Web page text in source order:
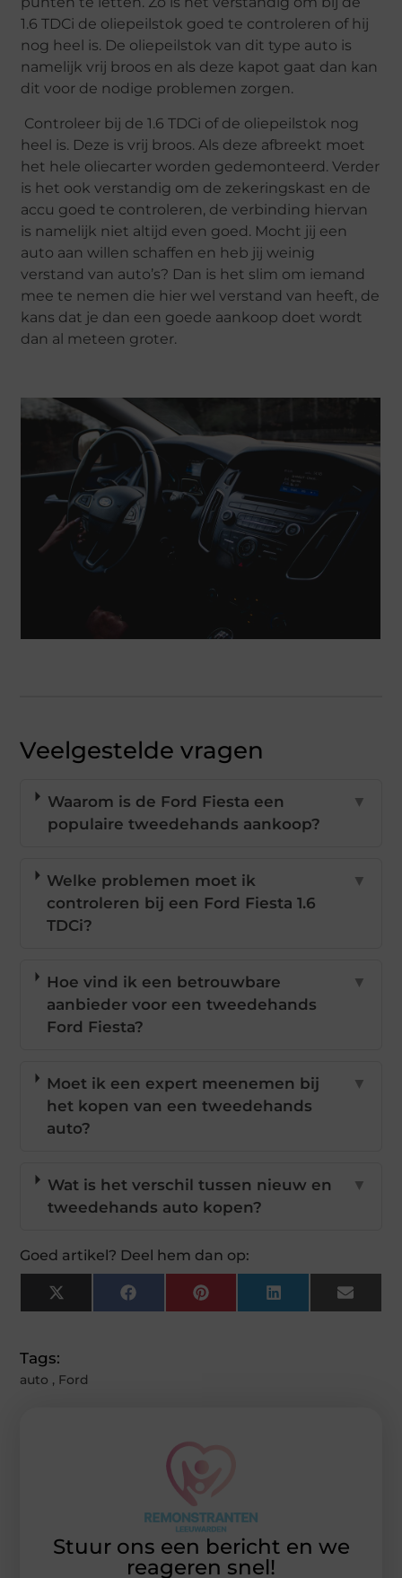
1.6 TDCi de oliepeilstok goed te controleren of hij
nog heel is. De oliepeilstok van dit type auto is
namelijk vrij broos en als deze kapot gaat dan kan
dit voor de nodige problemen zorgen.
Controleer bij de 1.6 TDCi of de oliepeilstok nog
heel is. Deze is vrij broos. Als deze afbreekt moet
het hele oliecarter worden gedemonteerd. Verder
is het ook verstandig om de zekeringskast en de
accu goed te controleren, de verbinding hiervan
is namelijk niet altijd even goed. Mocht jij een
auto aan willen schaffen en heb jij weinig
verstand van auto’s? Dan is het slim om iemand
mee te nemen die hier wel verstand van heeft, de
kans dat je dan een goede aankoop doet wordt
dan al meteen groter.
Veelgestelde vragen
Waarom is de Ford Fiesta een
populaire tweedehands aankoop?
▼
Welke problemen moet ik
controleren bij een Ford Fiesta 1.6
TDCi?
▼
Hoe vind ik een betrouwbare
aanbieder voor een tweedehands
Ford Fiesta?
▼
Moet ik een expert meenemen bij
het kopen van een tweedehands
auto?
▼
Wat is het verschil tussen nieuw en
tweedehands auto kopen?
▼
Goed artikel? Deel hem dan op:
X
(Twitter)
FacebookPinterestLinkedInEmail
Tags:
auto , Ford
Stuur ons een bericht en we
reageren snel!